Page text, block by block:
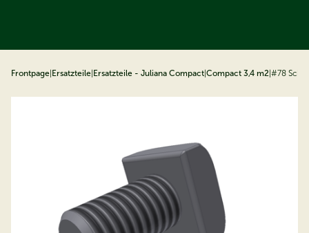
Frontpage Ersatzteile Ersatzteile - Juliana Compact Compact 3,4 m2 #78